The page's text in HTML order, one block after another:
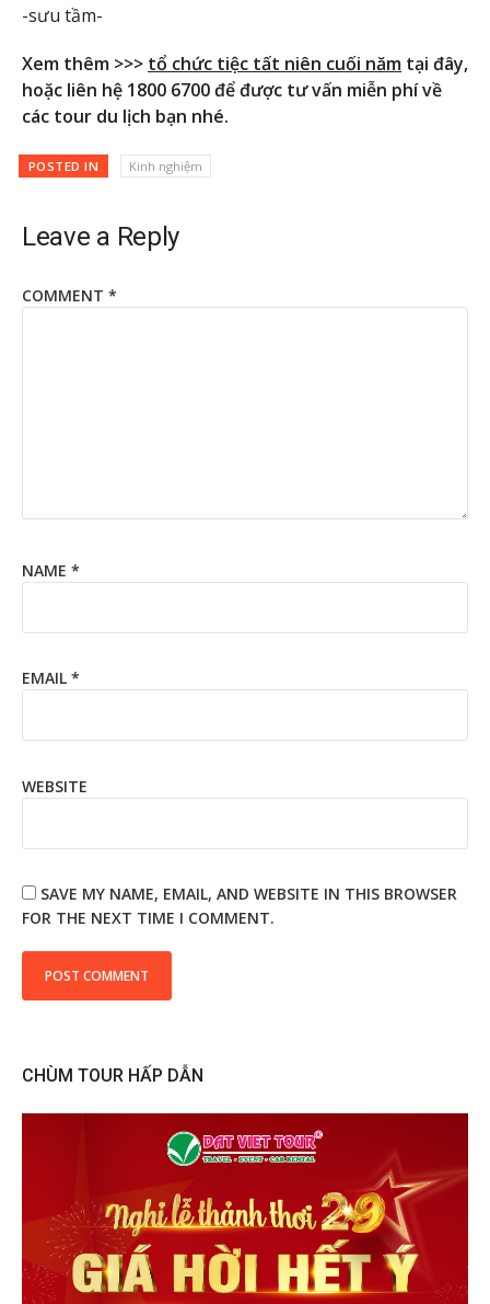
-sưu tầm-
Xem thêm >>> tổ chức tiệc tất niên cuối năm tại đây,
hoặc liên hệ 1800 6700 để được tư vấn miễn phí về
các tour du lịch bạn nhé.
POSTED IN Kinh nghiệm
Leave a Reply
COMMENT *
NAME *
EMAIL *
WEBSITE
SAVE MY NAME, EMAIL, AND WEBSITE IN THIS BROWSER
FOR THE NEXT TIME I COMMENT.
CHÙM TOUR HẤP DẪN